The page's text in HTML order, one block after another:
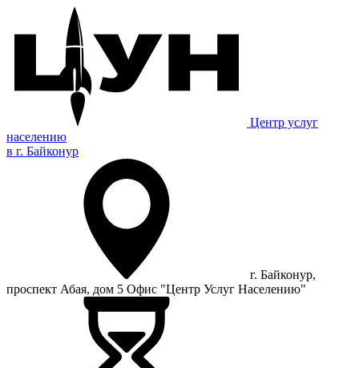
Центр услуг
населению
в г. Байконур
г. Байконур,
проспект Абая, дом 5 Офис "Центр Услуг Населению"